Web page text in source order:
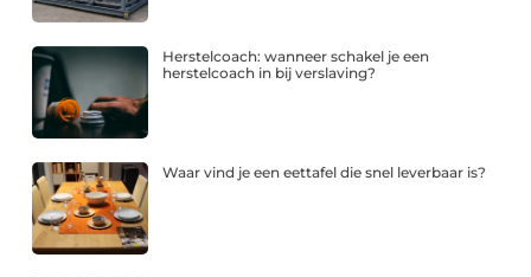
Herstelcoach: wanneer schakel je een
herstelcoach in bij verslaving?
Waar vind je een eettafel die snel leverbaar is?